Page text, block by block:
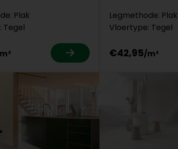
Plak
Tegel
Legmethode: Plak
Vloertype: Tegel
€42,95